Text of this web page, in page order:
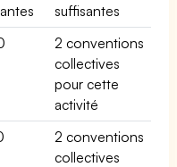
suffisantes
2 conventions
collectives
pour cette
activité
2 conventions
collectives